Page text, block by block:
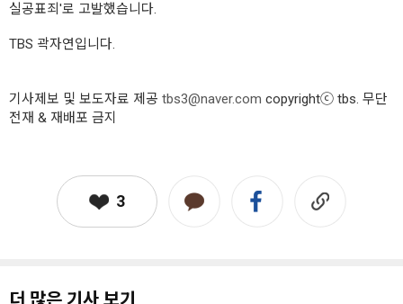
실공표죄'로 고발했습니다.
TBS 곽자연입니다.
기사제보 및 보도자료 제공 tbs3@naver.com copyrightⓒ tbs. 무단
전재 & 재배포 금지
3
더 많은 기사 보기